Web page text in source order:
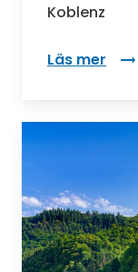
Koblenz
Läs mer
: